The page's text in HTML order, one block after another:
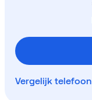
Vergelijk telefoon